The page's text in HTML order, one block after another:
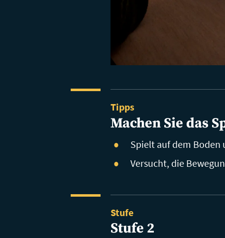
Tipps
Machen Sie das
Spielt auf dem
Versucht, die
Stufe
Stufe 2